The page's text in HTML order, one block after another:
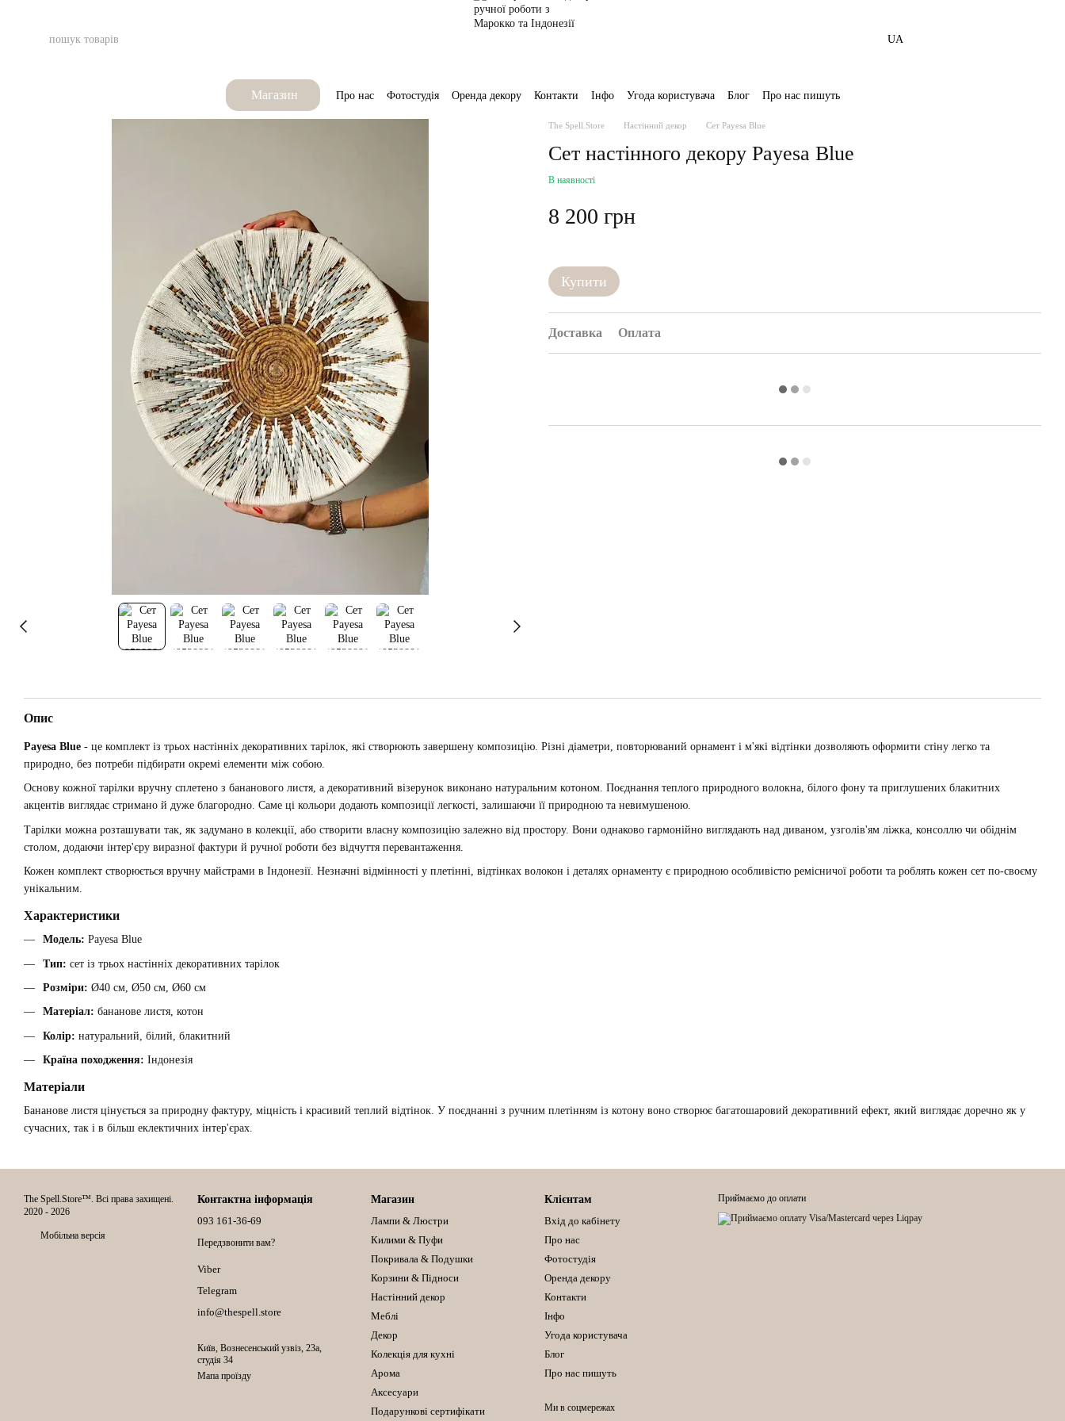
UA
Магазин Про нас Фотостудія Оренда декору Контакти Інфо Угода користувача Блог Про нас пишуть
The Spell.Store Настінний декор Сет Payesa Blue
Сет настінного декору Payesa Blue
В наявності
8 200 грн
Купити
Доставка Оплата
Опис
Payesa Blue - це комплект із трьох настінніх декоративних тарілок, які створюють завершену композицію. Різні діаметри, повторюваний орнамент і м'які відтінки дозволяють оформити стіну легко та
природно, без потреби підбирати окремі елементи між собою.
Основу кожної тарілки вручну сплетено з бананового листя, а декоративний візерунок виконано натуральним котоном. Поєднання теплого природного волокна, білого фону та приглушених блакитних
акцентів виглядає стримано й дуже благородно. Саме ці кольори додають композиції легкості, залишаючи її природною та невимушеною.
Тарілки можна розташувати так, як задумано в колекції, або створити власну композицію залежно від простору. Вони однаково гармонійно виглядають над диваном, узголів'ям ліжка, консоллю чи обіднім
столом, додаючи інтер'єру виразної фактури й ручної роботи без відчуття перевантаження.
Кожен комплект створюється вручну майстрами в Індонезії. Незначні відмінності у плетінні, відтінках волокон і деталях орнаменту є природною особливістю ремісничої роботи та роблять кожен сет по-своєму
унікальним.
Характеристики
Модель: Payesa Blue
Тип: сет із трьох настінніх декоративних тарілок
Розміри: Ø40 см, Ø50 см, Ø60 см
Матеріал: бананове листя, котон
Колір: натуральний, білий, блакитний
Країна походження: Індонезія
Матеріали
Бананове листя цінується за природну фактуру, міцність і красивий теплий відтінок. У поєднанні з ручним плетінням із котону воно створює багатошаровий декоративний ефект, який виглядає доречно як у
сучасних, так і в більш еклектичних інтер'єрах.
The Spell.Store™. Всі права захищені.
2020 - 2026
Мобільна версія
Контактна інформація
093 161-36-69
Передзвонити вам?
Viber
Telegram
info@thespell.store
Київ, Вознесенський узвіз, 23а,
студія 34
Мапа проїзду
Магазин
Лампи & Люстри
Килими & Пуфи
Покривала & Подушки
Корзини & Підноси
Настінний декор
Меблі
Декор
Колекція для кухні
Арома
Аксесуари
Подарункові сертифікати
Клієнтам
Вхід до кабінету
Про нас
Фотостудія
Оренда декору
Контакти
Інфо
Угода користувача
Блог
Про нас пишуть
Ми в соцмережах
Приймаємо до оплати